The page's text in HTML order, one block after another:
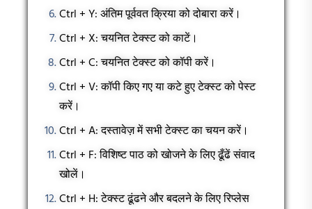
Ctrl + Y: अंतिम पूर्ववत क्रिया को दोबारा करें।
Ctrl + X: चयनित टेक्स्ट को काटें।
Ctrl + C: चयनित टेक्स्ट को कॉपी करें।
Ctrl + V: कॉपी किए गए या कटे हुए टेक्स्ट को पेस्ट
करें।
Ctrl + A: दस्तावेज़ में सभी टेक्स्ट का चयन करें।
Ctrl + F: विशिष्ट पाठ को खोजने के लिए ढूँढें संवाद
खोलें।
Ctrl + H: टेक्स्ट ढूंढने और बदलने के लिए रिप्लेस